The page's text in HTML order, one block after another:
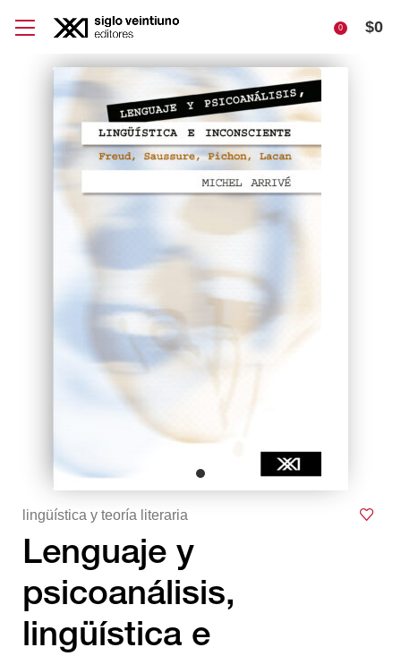
0 $0
lingüística y teoría literaria
Lenguaje y
psicoanálisis,
lingüística e